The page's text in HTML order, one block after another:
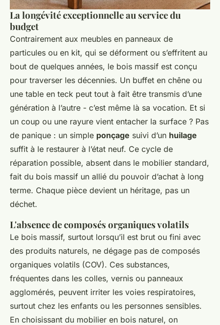
La longévité exceptionnelle au service du
budget
Contrairement aux meubles en panneaux de
particules ou en kit, qui se déforment ou s’effritent au
bout de quelques années, le bois massif est conçu
pour traverser les décennies. Un buffet en chêne ou
une table en teck peut tout à fait être transmis d’une
génération à l’autre - c’est même là sa vocation. Et si
un coup ou une rayure vient entacher la surface ? Pas
de panique : un simple ponçage suivi d’un huilage
suffit à le restaurer à l’état neuf. Ce cycle de
réparation possible, absent dans le mobilier standard,
fait du bois massif un allié du pouvoir d’achat à long
terme. Chaque pièce devient un héritage, pas un
déchet.
L'absence de composés organiques volatils
Le bois massif, surtout lorsqu’il est brut ou fini avec
des produits naturels, ne dégage pas de composés
organiques volatils (COV). Ces substances,
fréquentes dans les colles, vernis ou panneaux
agglomérés, peuvent irriter les voies respiratoires,
surtout chez les enfants ou les personnes sensibles.
En choisissant du mobilier en bois naturel, on